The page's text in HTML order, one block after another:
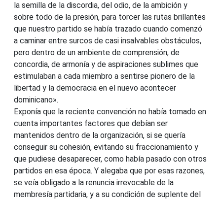
la semilla de la discordia, del odio, de la ambición y
sobre todo de la presión, para torcer las rutas brillantes
que nuestro partido se había trazado cuando comenzó
a caminar entre surcos de casi insalvables obstáculos,
pero dentro de un ambiente de comprensión, de
concordia, de armonía y de aspiraciones sublimes que
estimulaban a cada miembro a sentirse pionero de la
libertad y la democracia en el nuevo acontecer
dominicano».
Exponía que la reciente convención no había tomado en
cuenta importantes factores que debían ser
mantenidos dentro de la organización, si se quería
conseguir su cohesión, evitando su fraccionamiento y
que pudiese desaparecer, como había pasado con otros
partidos en esa época. Y alegaba que por esas razones,
se veía obligado a la renuncia irrevocable de la
membresía partidaria, y a su condición de suplente del